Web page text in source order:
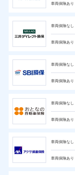
車両保険あり
車両保険なし
車両保険あり
車両保険なし
車両保険あり
車両保険なし
車両保険あり
車両保険なし
車両保険あり